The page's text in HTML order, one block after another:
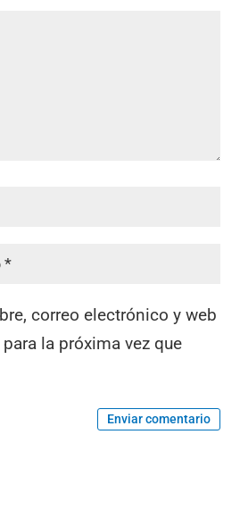
correo electrónico y web
la próxima vez que
Enviar comentario